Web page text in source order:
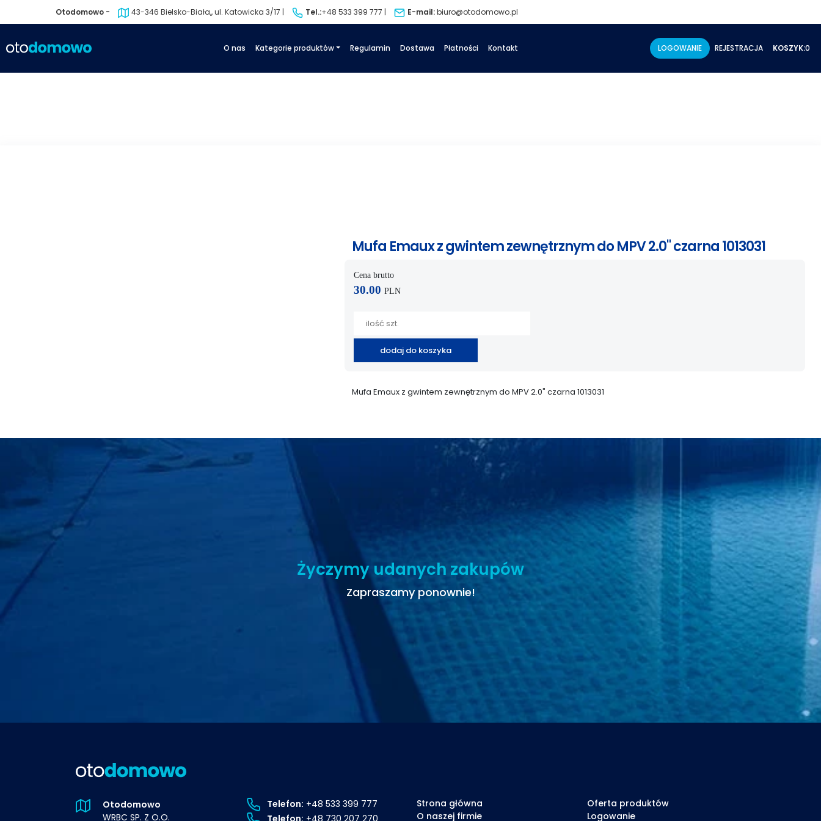
Otodomowo - 43-346 Bielsko-Biała,, ul. Katowicka 3/17 | Tel.:+48 533 399 777 | E-mail:biuro@otodomowo.pl
O nas Kategorie produktów Regulamin Dostawa Płatności Kontakt LOGOWANIE REJESTRACJA KOSZYK:0
Mufa Emaux z gwintem zewnętrznym do MPV 2.0" czarna 1013031
Cena brutto
30.00PLN
dodaj do koszyka
Mufa Emaux z gwintem zewnętrznym do MPV 2.0" czarna 1013031
Życzymy udanych zakupów
Zapraszamy ponownie!
Otodomowo
WRBC SP. Z O.O.
Telefon: +48 533 399 777
Telefon: +48 730 207 270
Strona główna
O naszej firmie
Oferta produktów
Logowanie